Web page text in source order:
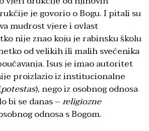
je govorio o Bogu. I pitali su
mudrost vjere i ovlast
nije znao koju je rabinsku školu
od velikih ili malih svećenika
Isus je imao autoritet
proizlazio iz institucionalne
potestas), nego iz osobnog odnosa
bi se danas –religiozne
odnosa s Bogom.